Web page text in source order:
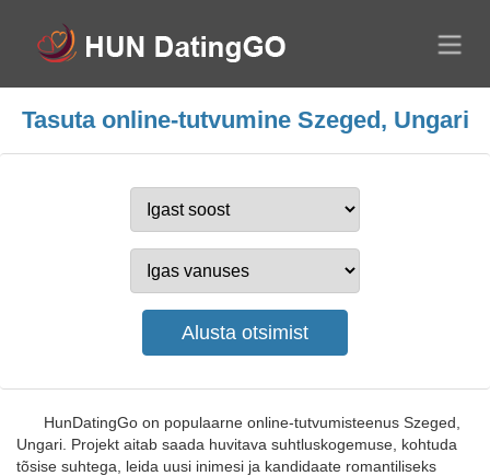
Tasuta online-tutvumine Szeged, Ungari
HunDatingGo on populaarne online-tutvumisteenus Szeged,
Ungari. Projekt aitab saada huvitava suhtluskogemuse, kohtuda
tõsise suhtega, leida uusi inimesi ja kandidaate romantiliseks